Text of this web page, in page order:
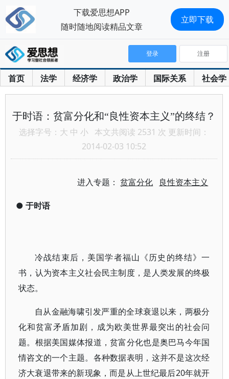
首页 法学 经济学 政治学 国际关系 社会学
登录 注册
于时语：贫富分化和“良性资本主义”的终结？
选择字号： 大 中 小 本文共阅读 2531 次 更新时间：
2014-02-03 10:52
进入专题：贫富分化 良性资本主义
● 于时语
冷战结束后，美国学者福山《历史的终结》一
书，认为资本主义社会民主制度，是人类发展的终极
状态。
自从金融海啸引发严重的全球衰退以来，两极分
化和贫富矛盾加剧，成为欧美世界最突出的社会问
题。根据美国媒体报道，贫富分化也是奥巴马今年国
情咨文的一个主题。各种数据表明，这并不是这次经
济大衰退带来的新现象，而是从上世纪最后20年就开
下载爱思想APP
随时随地阅读精品文章
立即下载